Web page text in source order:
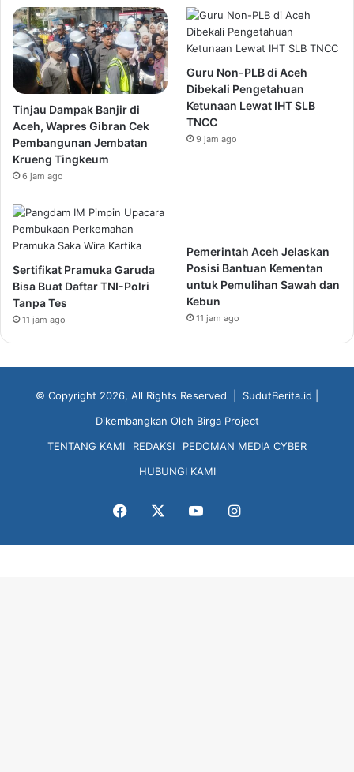
Tinjau Dampak Banjir di
Aceh, Wapres Gibran Cek
Pembangunan Jembatan
Krueng Tingkeum
6 jam ago
Guru Non-PLB di Aceh
Dibekali Pengetahuan
Ketunaan Lewat IHT SLB
TNCC
9 jam ago
Sertifikat Pramuka Garuda
Bisa Buat Daftar TNI-Polri
Tanpa Tes
11 jam ago
Pemerintah Aceh Jelaskan
Posisi Bantuan Kementan
untuk Pemulihan Sawah dan
Kebun
11 jam ago
© Copyright 2026, All Rights Reserved | SudutBerita.id
Dikembangkan Oleh Birga Project
TENTANG KAMI
REDAKSI
PEDOMAN MEDIA CYBER
HUBUNGI KAMI
Facebook YouTubeInstagram